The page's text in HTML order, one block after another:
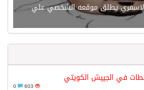
الاسمري يطلق موقعه الشخصي علي
في الجييش الكويتي
603